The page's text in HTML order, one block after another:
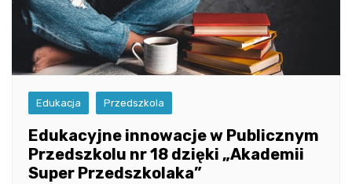
Edukacja Przedszkola
Edukacyjne innowacje w Publicznym
Przedszkolu nr 18 dzięki „Akademii
Super Przedszkolaka”